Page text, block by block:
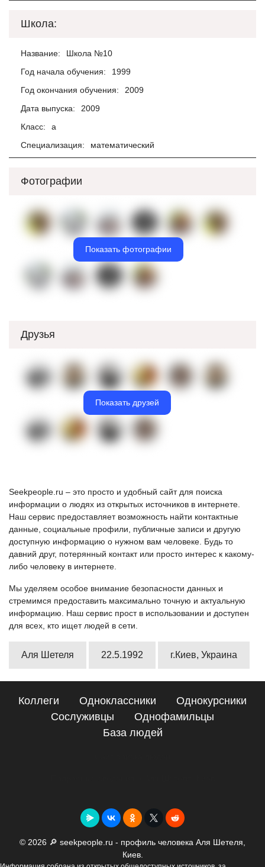
Школа:
Название:
Школа №10
Год начала обучения:
1999
Год окончания обучения:
2009
Дата выпуска:
2009
Класс:
а
Специализация:
математический
Фотографии
Показать фотографии
Друзья
Показать друзей
Seekpeople.ru – это просто и удобный сайт для поиска
информации о людях из открытых источников в интернете.
Наш сервис предоставляет возможность найти контактные
данные, социальные профили, публичные записи и другую
доступную информацию о нужном вам человеке. Будь то
давний друг, потерянный контакт или просто интерес к какому-
либо человеку в интернете.
Мы уделяем особое внимание безопасности данных и
стремимся предоставить максимально точную и актуальную
информацию. Наш сервис прост в использовании и доступен
для всех, кто ищет людей в сети.
Аля Шетеля 22.5.1992 г.Киев, Украина
Коллеги Одноклассники
Однокурсники
Сослуживцы
Однофамильцы
База людей
© 2026 🔎 seekpeople.ru - профиль человека Аля Шетеля,
Киев.